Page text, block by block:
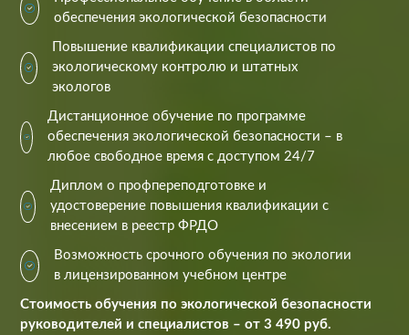
обеспечения экологической безопасности
Повышение квалификации специалистов по
экологическому контролю и штатных
экологов
Дистанционное обучение по программе
обеспечения экологической безопасности – в
любое свободное время с доступом 24/7
Диплом о профпереподготовке и
удостоверение повышения квалификации с
внесением в реестр ФРДО
Возможность срочного обучения по экологии
в лицензированном учебном центре
Стоимость обучения по экологической безопасности
руководителей и специалистов – от 3 490 руб.